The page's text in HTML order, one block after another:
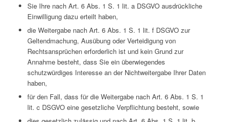
Sie Ihre nach Art. 6 Abs. 1 S. 1 lit. a DSGVO ausdrückliche
Einwilligung dazu erteilt haben,
die Weitergabe nach Art. 6 Abs. 1 S. 1 lit. f DSGVO zur
Geltendmachung, Ausübung oder Verteidigung von
Rechtsansprüchen erforderlich ist und kein Grund zur
Annahme besteht, dass Sie ein überwiegendes
schutzwürdiges Interesse an der Nichtweitergabe Ihrer Daten
haben,
für den Fall, dass für die Weitergabe nach Art. 6 Abs. 1 S. 1
lit. c DSGVO eine gesetzliche Verpflichtung besteht, sowie